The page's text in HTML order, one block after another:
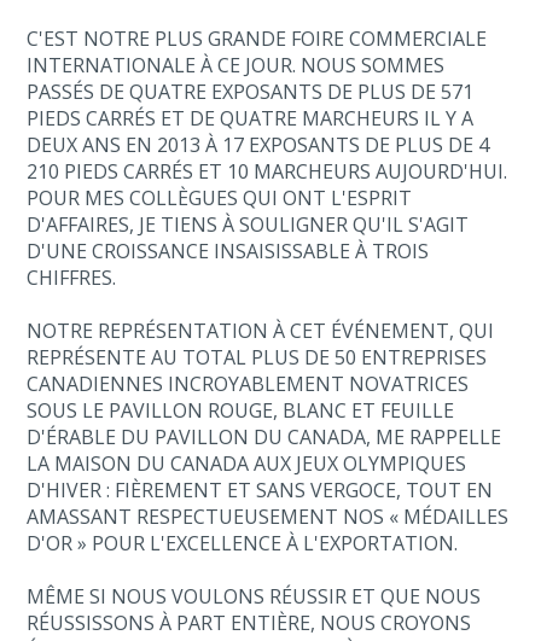
C'EST NOTRE PLUS GRANDE FOIRE COMMERCIALE
INTERNATIONALE À CE JOUR. NOUS SOMMES
PASSÉS DE QUATRE EXPOSANTS DE PLUS DE 571
PIEDS CARRÉS ET DE QUATRE MARCHEURS IL Y A
DEUX ANS EN 2013 À 17 EXPOSANTS DE PLUS DE 4
210 PIEDS CARRÉS ET 10 MARCHEURS AUJOURD'HUI.
POUR MES COLLÈGUES QUI ONT L'ESPRIT
D'AFFAIRES, JE TIENS À SOULIGNER QU'IL S'AGIT
D'UNE CROISSANCE INSAISISSABLE À TROIS
CHIFFRES.
NOTRE REPRÉSENTATION À CET ÉVÉNEMENT, QUI
REPRÉSENTE AU TOTAL PLUS DE 50 ENTREPRISES
CANADIENNES INCROYABLEMENT NOVATRICES
SOUS LE PAVILLON ROUGE, BLANC ET FEUILLE
D'ÉRABLE DU PAVILLON DU CANADA, ME RAPPELLE
LA MAISON DU CANADA AUX JEUX OLYMPIQUES
D'HIVER : FIÈREMENT ET SANS VERGOCE, TOUT EN
AMASSANT RESPECTUEUSEMENT NOS « MÉDAILLES
D'OR » POUR L'EXCELLENCE À L'EXPORTATION.
MÊME SI NOUS VOULONS RÉUSSIR ET QUE NOUS
RÉUSSISSONS À PART ENTIÈRE, NOUS CROYONS